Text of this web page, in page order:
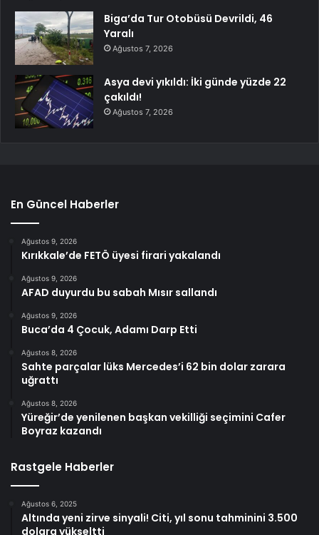
Biga’da Tur Otobüsü Devrildi, 46
Yaralı
Ağustos 7, 2026
Asya devi yıkıldı: İki günde yüzde 22
çakıldı!
Ağustos 7, 2026
En Güncel Haberler
Ağustos 9, 2026
Kırıkkale’de FETÖ üyesi firari yakalandı
Ağustos 9, 2026
AFAD duyurdu bu sabah Mısır sallandı
Ağustos 9, 2026
Buca’da 4 Çocuk, Adamı Darp Etti
Ağustos 8, 2026
Sahte parçalar lüks Mercedes’i 62 bin dolar zarara
uğrattı
Ağustos 8, 2026
Yüreğir’de yenilenen başkan vekilliği seçimini Cafer
Boyraz kazandı
Rastgele Haberler
Ağustos 6, 2025
Altında yeni zirve sinyali! Citi, yıl sonu tahminini 3.500
dolara yükseltti